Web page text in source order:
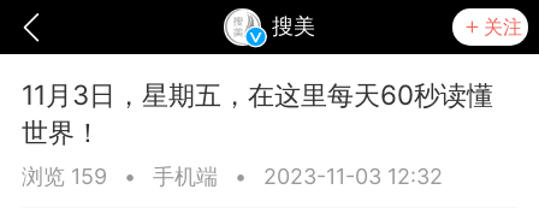
搜美 关注
11月3日，星期五，在这里每天60秒读懂
世界！
浏览 159 • 手机端 • 2023-11-03 12:32